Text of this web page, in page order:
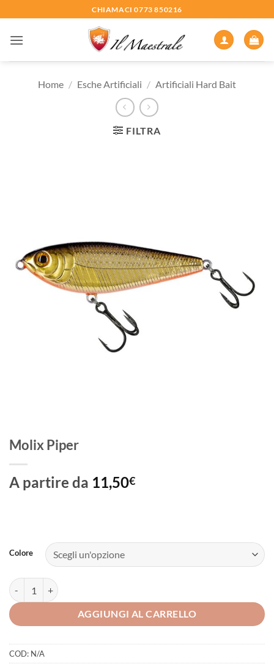
ai
contenuti
CHIAMACI 0773 850216
Home / Esche Artificiali / Artificiali Hard Bait
FILTRA
Molix Piper
A partire da 11,50€
Colore
Molix Piper quantità
AGGIUNGI AL CARRELLO
COD: N/A